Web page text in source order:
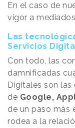
En el caso de
vigor a
Las
Servicios
Con todo, las
damnificadas
Digitales son
de Google,
de un paso más
rodea a la